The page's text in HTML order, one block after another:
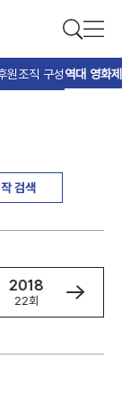
원조직 구성역대 영화제
검색
2018
22회
2017
21회